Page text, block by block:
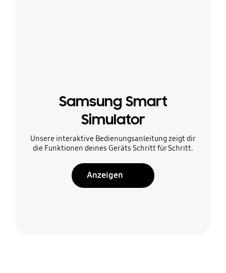
Samsung Smart
Simulator
Unsere interaktive Bedienungsanleitung zeigt dir
die Funktionen deines Geräts Schritt für Schritt.
Anzeigen